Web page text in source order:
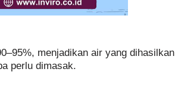
menjadikan air yang dihasilkan
perlu dimasak.